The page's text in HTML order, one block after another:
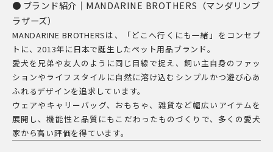
個
ブランド紹介｜MANDARINE BROTHERS（マンダリンブ
ラザーズ）
MANDARINE BROTHERSは、「どこへ行くにも一緒」をコンセプ
トに、2013年に日本で誕生したペット用品ブランド。
愛犬を兄弟や友人のように同じ目線で捉え、飼い主自身のファッ
ションやライフスタイルに自然に溶け込むシンプルかつ遊び心あ
ふれるデザインを追求しています。
ウェアやキャリーバッグ、おもちゃ、雑貨など幅広いアイテムを
展開し、機能性と品質にもこだわったものづくりで、多くの愛犬
家から高い評価を得ています。